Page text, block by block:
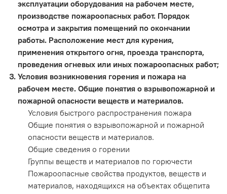
эксплуатации оборудования на рабочем месте,
производстве пожароопасных работ. Порядок
осмотра и закрытия помещений по окончании
работы. Расположение мест для курения,
применения открытого огня, проезда транспорта,
проведения огневых или иных пожароопасных работ;
Условия возникновения горения и пожара на
рабочем месте. Общие понятия о взрывопожарной и
пожарной опасности веществ и материалов.
Условия быстрого распространения пожара
Общие понятия о взрывопожарной и пожарной
опасности веществ и материалов.
Общие сведения о горении
Группы веществ и материалов по горючести
Пожароопасные свойства продуктов, веществ и
материалов, находящихся на объектах общепита